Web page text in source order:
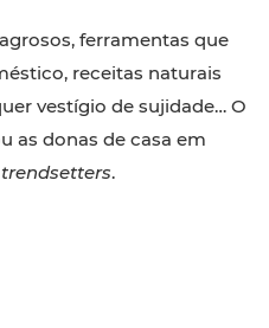
ferramentas que
receitas naturais
vestígio de sujidade… O
as donas de casa em
trendsetters.